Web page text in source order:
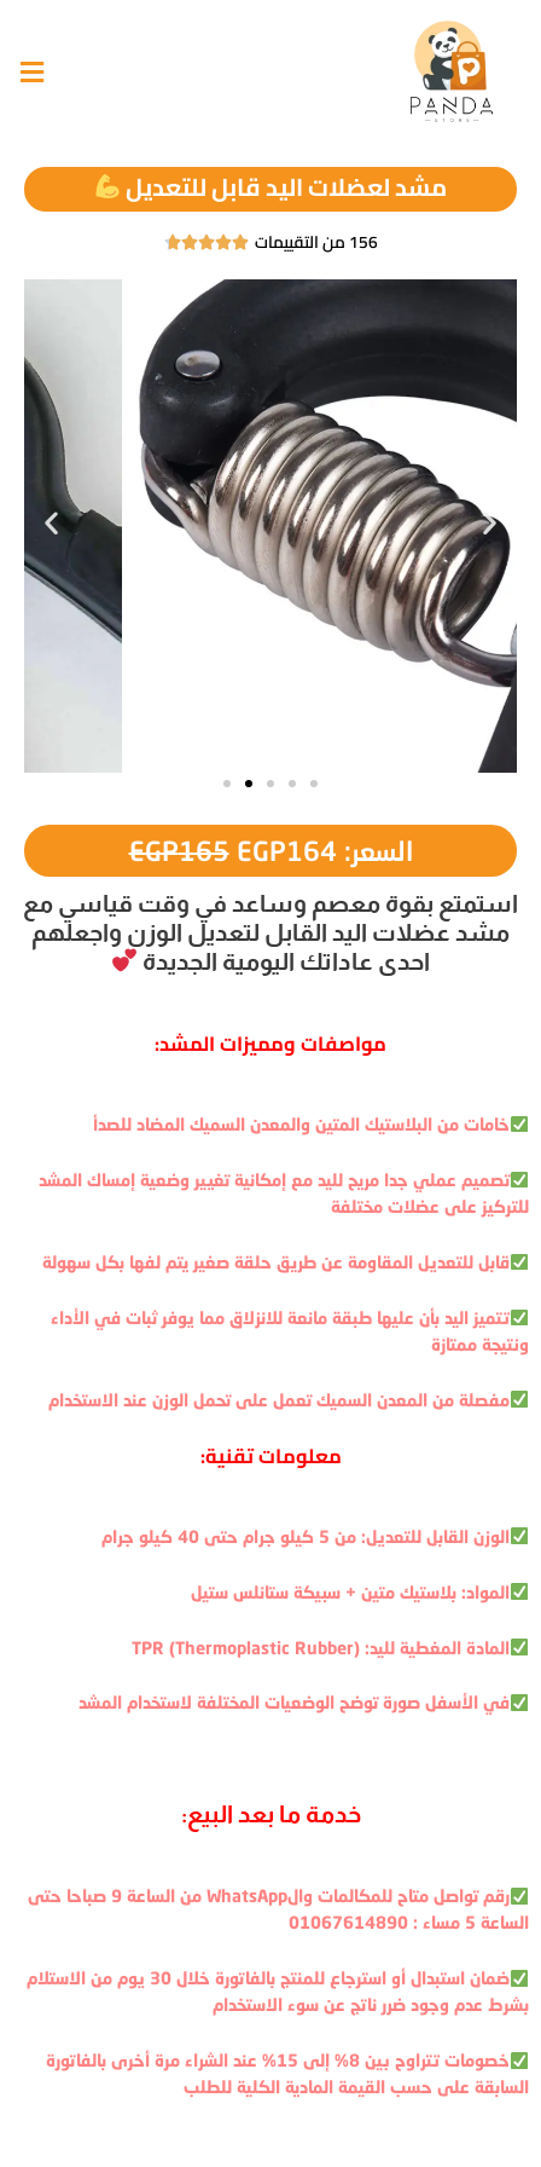
مشد لعضلات اليد قابل للتعديل
156 من التقييمات 




السعر: EGP165 EGP164
استمتع بقوة معصم وساعد في وقت قياسي مع
مشد عضلات اليد القابل لتعديل الوزن واجعلهم
احدى عاداتك اليومية الجديدة
مواصفات ومميزات المشد:
خامات من البلاستيك المتين والمعدن السميك المضاد للصدأ
تصميم عملي جدا مريح لليد مع إمكانية تغيير وضعية إمساك المشد
للتركيز على عضلات مختلفة
قابل للتعديل المقاومة عن طريق حلقة صغير يتم لفها بكل سهولة
تتميز اليد بأن عليها طبقة مانعة للانزلاق مما يوفر ثبات في الأداء
ونتيجة ممتازة
مفصلة من المعدن السميك تعمل على تحمل الوزن عند الاستخدام
معلومات تقنية:
الوزن القابل للتعديل: من 5 كيلو جرام حتى 40 كيلو جرام
المواد: بلاستيك متين + سبيكة ستانلس ستيل
المادة المغطية لليد: TPR (Thermoplastic Rubber)
في الأسفل صورة توضح الوضعيات المختلفة لاستخدام المشد
خدمة ما بعد البيع:
رقم تواصل متاح للمكالمات والWhatsApp من الساعة 9 صباحا حتى
الساعة 5 مساء : 01067614890
ضمان استبدال أو استرجاع للمنتج بالفاتورة خلال 30 يوم من الاستلام
بشرط عدم وجود ضرر ناتج عن سوء الاستخدام
خصومات تتراوح بين 8% إلى 15% عند الشراء مرة أخرى بالفاتورة
السابقة على حسب القيمة المادية الكلية للطلب